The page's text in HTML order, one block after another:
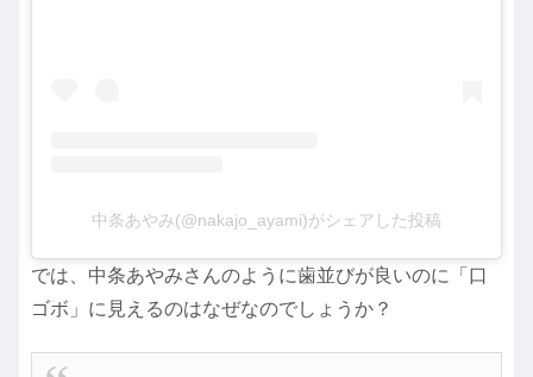
中条あやみ(@nakajo_ayami)がシェアした投稿
では、中条あやみさんのように歯並びが良いのに「口
ゴボ」に見えるのはなぜなのでしょうか？